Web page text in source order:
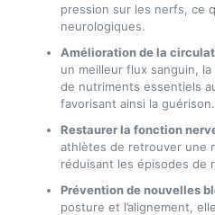
pression sur les nerfs, ce
neurologiques.
Amélioration de la
un meilleur flux sanguin,
de nutriments essentiels
favorisant ainsi la guérison.
Restaurer la fonction
athlètes de retrouver une
réduisant les épisodes de
Prévention de nouvelles
posture et l’alignement,